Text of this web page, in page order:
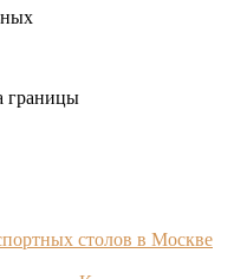
границы
столов в Москве